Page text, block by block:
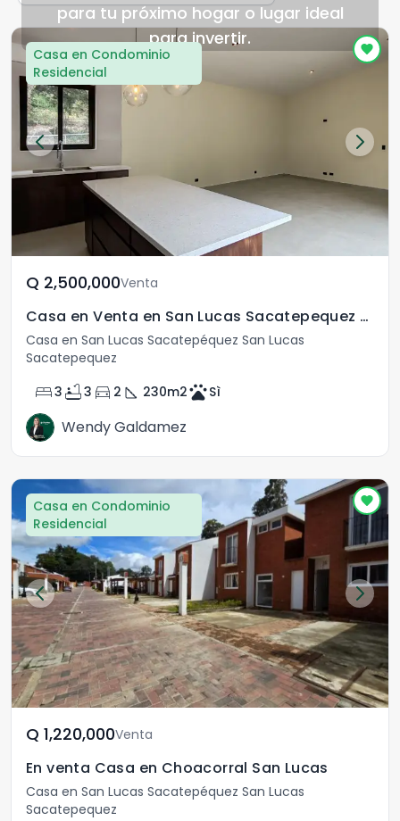
para tu próximo hogar o lugar ideal
para invertir.
Casa en Condominio
Residencial
Q	2,500,000Venta
Casa en Venta en San Lucas Sacatepequez de 1 Nivel
Casa en San Lucas Sacatepéquez San Lucas
Sacatepequez
bed3 bathtub3 directions_car 2 square_foot 230m2petsSì
Wendy Galdamez
Casa en Condominio
Residencial
Q	1,220,000Venta
En venta Casa en Choacorral San Lucas
Casa en San Lucas Sacatepéquez San Lucas
Sacatepequez